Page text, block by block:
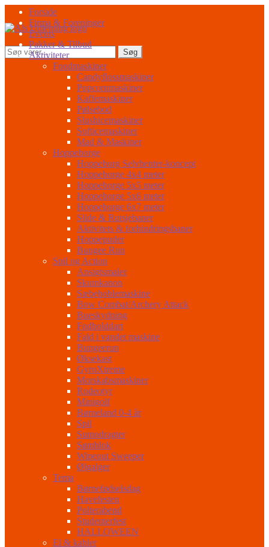
Spring
navigation
Spring
indhold
Søg
efter:
Søg
Forside
Firma & Foreninger
Events
Pakker & Tilbud
Aktiviteter
Foodmaskiner
Candyflossmaskiner
Popcornmaskiner
Kaffemaskiner
Pølsebod
Slushicemaskiner
Softicemaskiner
Mad & Maskiner
Hoppeborge
Hoppeborg Selvhenter-koncept
Hoppeborge 4x4 meter
Hoppeborge 5x5 meter
Hoppeborge 5x6 meter
Hoppeborge 6x7 meter
Slide & Rutsjebaner
Aktivitets & forhindringsbaner
Hoppepuder
Bungee Run
Spil og Action
Ansigtsmaler
Skumkanon
Sæbeboblemaskine
Bow Combat/Archery Attack
Bueskydning
Fodbolddart
Fald i vandet maskine
Bungeerun
Øksekast
GyroXtreme
Morskabsmaskiner
Rodeotyr
Minigolf
Børneland 0-4 år
Spil
Sumodragter
Sømblok
Wipeout Sweeper
Ølgalger
Tema
Børnefødselsdag
Havefesten
Polterabend
Studenterfest
HALLOWEEN
El & kabler